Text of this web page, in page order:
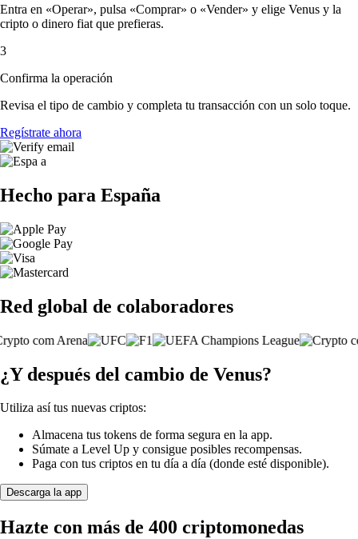
Entra en «Operar», pulsa «Comprar» o «Vender» y elige Venus y la
cripto o dinero fiat que prefieras.
3
Confirma la operación
Revisa el tipo de cambio y completa tu transacción con un solo toque.
Regístrate ahora
Hecho para España
Red global de colaboradores
¿Y después del cambio de Venus?
Utiliza así tus nuevas criptos:
Almacena tus tokens de forma segura en la app.
Súmate a Level Up y consigue posibles recompensas.
Paga con tus criptos en tu día a día (donde esté disponible).
Descarga la app
Hazte con más de 400 criptomonedas